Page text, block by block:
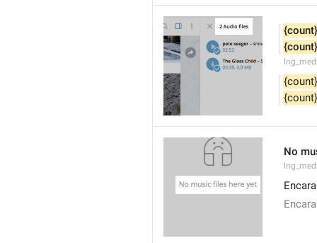
{count}
{count}
{count}
{count}
No